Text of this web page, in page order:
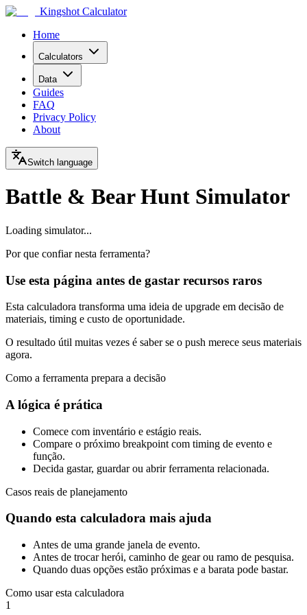
Kingshot Calculator
Home
Calculators
Data
Guides
FAQ
Privacy Policy
About
Switch language
Battle & Bear Hunt Simulator
Loading simulator...
Por que confiar nesta ferramenta?
Use esta página antes de gastar recursos raros
Esta calculadora transforma uma ideia de upgrade em decisão de
materiais, timing e custo de oportunidade.
O resultado útil muitas vezes é saber se o push merece seus materiais
agora.
Como a ferramenta prepara a decisão
A lógica é prática
Comece com inventário e estágio reais.
Compare o próximo breakpoint com timing de evento e
função.
Decida gastar, guardar ou abrir ferramenta relacionada.
Casos reais de planejamento
Quando esta calculadora mais ajuda
Antes de uma grande janela de evento.
Antes de trocar herói, caminho de gear ou ramo de pesquisa.
Quando duas opções estão próximas e a barata pode bastar.
Como usar esta calculadora
1